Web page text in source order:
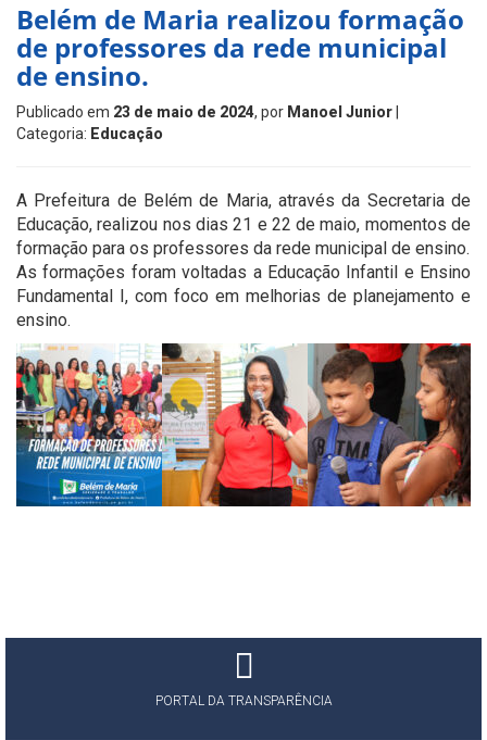
Belém de Maria realizou formação
de professores da rede municipal
de ensino.
Publicado em 23 de maio de 2024, por Manoel Junior
Categoria: Educação
A Prefeitura de Belém de Maria, através da Secretaria de
Educação, realizou nos dias 21 e 22 de maio, momentos de
formação para os professores da rede municipal de ensino.
As formações foram voltadas a Educação Infantil e Ensino
Fundamental I, com foco em melhorias de planejamento e
ensino.
PORTAL DA TRANSPARÊNCIA